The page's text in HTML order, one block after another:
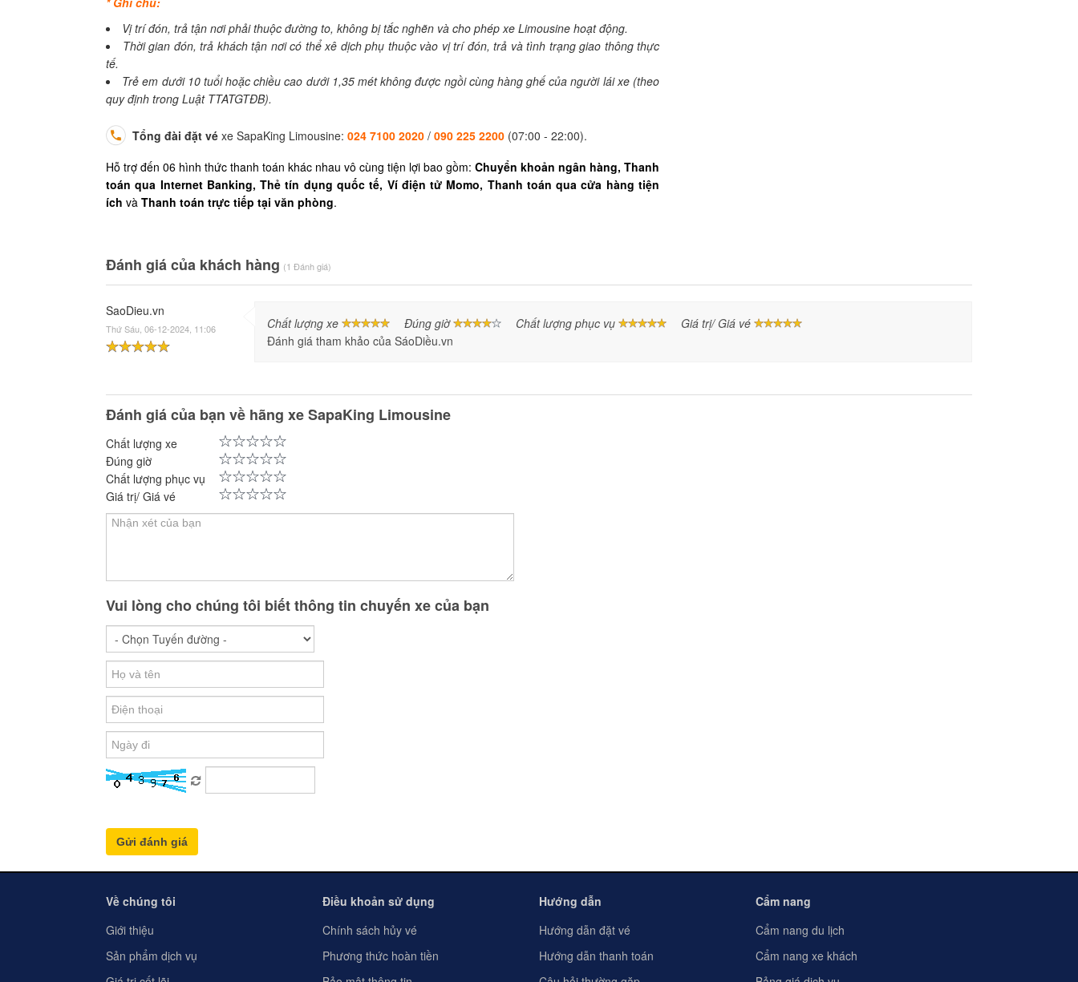
Vị trí đón, trả tận nơi phải thuộc đường to, không bị tắc nghẽn và cho phép xe Limousine hoạt động.
Thời gian đón, trả khách tận nơi có thể xê dịch phụ thuộc vào vị trí đón, trả và tình trạng giao thông thực
tế.
Trẻ em dưới 10 tuổi hoặc chiều cao dưới 1,35 mét không được ngồi cùng hàng ghế của người lái xe (theo
quy định trong Luật TTATGTĐB).
Tổng đài đặt vé xe SapaKing Limousine: 024 7100 2020 / 090 225 2200 (07:00 - 22:00).
Hỗ trợ đến 06 hình thức thanh toán khác nhau vô cùng tiện lợi bao gồm: Chuyển khoản ngân hàng, Thanh
toán qua Internet Banking,Thẻ tín dụng quốc tế, Ví điện tử Momo, Thanh toán qua cửa hàng tiện
ích và Thanh toán trực tiếp tại văn phòng.
Đánh giá của khách hàng (1 Đánh giá)
SaoDieu.vn
Thứ Sáu, 06-12-2024, 11:06 Chất lượng xe Đúng giờ Chất lượng phục vụ
Giá trị/ Giá vé
Đánh giá tham khảo của SáoDiều.vn
Đánh giá của bạn về hãng xe SapaKing Limousine
Chất lượng xe
Đúng giờ
Chất lượng phục vụ
Giá trị/ Giá vé
Vui lòng cho chúng tôi biết thông tin chuyến xe của bạn
Về chúng tôi
Giới thiệu
Sản phẩm dịch vụ
Điều khoản sử dụng
Chính sách hủy vé
Phương thức hoàn tiền
Hướng dẫn
Hướng dẫn đặt vé
Hướng dẫn thanh toán
Cẩm nang
Cẩm nang du lịch
Cẩm nang xe khách